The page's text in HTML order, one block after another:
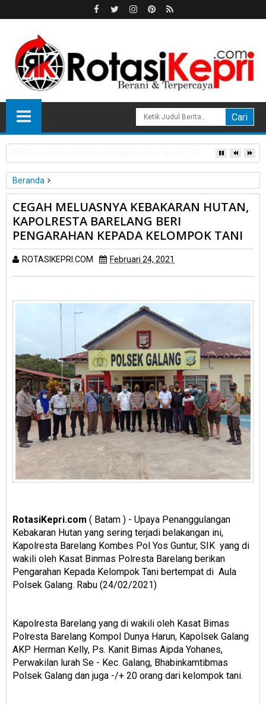
HPL Disorot, PT Sosor Tala Jaya Tolak Perluasan Kampung
Beranda
Batam
Daerah
Peristiwa
CEGAH MELUASNYA KEBAKARAN HUTAN, KAPOLRESTA
BARELANG BERI PENGARAHAN KEPADA KELOMPOK TANI
CEGAH MELUASNYA KEBAKARAN HUTAN,
KAPOLRESTA BARELANG BERI
PENGARAHAN KEPADA KELOMPOK TANI
ROTASIKEPRI.COM Februari 24, 2021
RotasiKepri.com ( Batam ) - Upaya Penanggulangan
Kebakaran Hutan yang sering terjadi belakangan ini,
Kapolresta Barelang Kombes Pol Yos Guntur, SIK yang di
wakili oleh Kasat Binmas Polresta Barelang berikan
Pengarahan Kepada Kelompok Tani bertempat di Aula
Polsek Galang. Rabu (24/02/2021)
Kapolresta Barelang yang di wakili oleh Kasat Bimas
Polresta Barelang Kompol Dunya Harun, Kapolsek Galang
AKP Herman Kelly, Ps. Kanit Bimas Aipda Yohanes,
Perwakilan lurah Se - Kec. Galang, Bhabinkamtibmas
Polsek Galang dan juga -/+ 20 orang dari kelompok tani.